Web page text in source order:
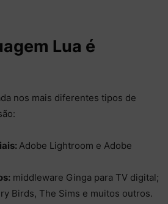
Lua é
nos mais diferentes tipos de
Adobe Lightroom e Adobe
middleware Ginga para TV digital;
Birds, The Sims e muitos outros.